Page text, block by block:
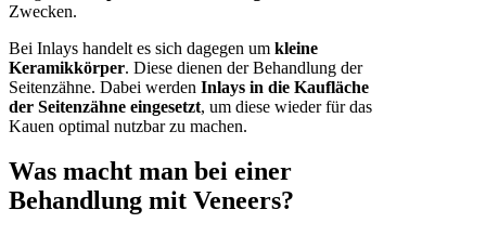
Zwecken.
Bei Inlays handelt es sich dagegen um kleine
Keramikkörper. Diese dienen der Behandlung der
Seitenzähne. Dabei werden Inlays in die Kaufläche
der Seitenzähne eingesetzt, um diese wieder für das
Kauen optimal nutzbar zu machen.
Was macht man bei einer
Behandlung mit Veneers?